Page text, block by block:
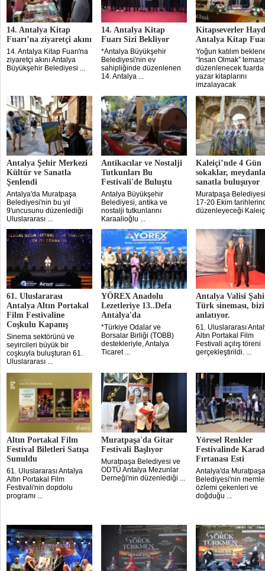
14. Antalya Kitap
Fuarı’na ziyaretçi akını
14. Antalya Kitap Fuarı'na
ziyaretçi akını Antalya
Büyükşehir Belediyesi ...
14. Antalya Kitap
Fuarı Sizi Bekliyor
*Antalya Büyükşehir
Belediyesi'nin ev
sahipliğinde düzenlenen
14. Antalya ...
Kitapseverler
Antalya Kitap
Yoğun katılım
“İnsan Olmak”
düzenlenecek
yazar kitaplarını
imzalayacak
Antalya Şehir Merkezi
Kültür ve Sanatla
Şenlendi
Antalya'da Muratpaşa
Belediyesi'nin bu yıl
9'uncusunu düzenlediği
Uluslararası ...
Antikacılar ve Nostalji
Tutkunları Bu
Festivali'de Buluştu
Antalya Büyükşehir
Belediyesi, antika ve
nostalji tutkunlarını
Karaalioğlu ...
Kaleiçi’nde 4 Gün
sokaklar,
sanatla buluşuyor
Muratpaşa
17-20 Ekim
düzenleyeceği
61. Uluslararası
Antalya Altın Portakal
Film Festivaline
Coşkulu Kapanış
Sinema sektörünü ve
seyircileri büyük bir
coşkuyla buluşturan 61.
Uluslararası ...
YÖREX Anadolu
Lezetleriye 13..Defa
Antalya'da
*Türkiye Odalar ve
Borsalar Birliği (TOBB)
destekleriyle, Antalya
Ticaret ...
Antalya Valisi
Türk sineması,
anlatıyor.
61. Uluslararası
Altın Portakal Film
Festivali açılış töreni
gerçekleştirildi. ...
Altın Portakal Film
Festival Biletleri Satışa
Sunuldu
61. Uluslararası Antalya
Altın Portakal Film
Festivali'nin dopdolu
programı ...
Muratpaşa'da Gitar
Festivali Başlıyor
Muratpaşa Belediyesi ve
ODTÜ Antalya Mezunlar
Derneği'nin düzenlediği ...
Yöresel Renkler
Festivalinde
Fırtanası Esti
Antalya'da Muratpaşa
Belediyesi'nin
özlemi çekenleri ve
doğduğu ...